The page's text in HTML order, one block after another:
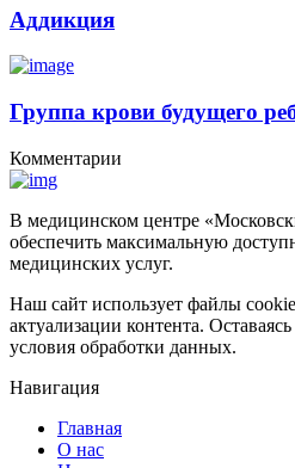
Аддикция
Группа крови будущего
Комментарии
В медицинском центре
обеспечить максимальную
медицинских услуг.
Наш сайт использует файлы
актуализации контента.
условия обработки данных.
Навигация
Главная
О нас